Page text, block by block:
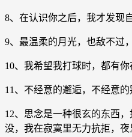
8、在认识你之后，我才发现
9、最温柔的月光，也敌不过
10、我希望我打球时，都有
11、不经意的邂逅，不经意
12、思念是一种很玄的东西
没，我在寂寞里无力抗拒，